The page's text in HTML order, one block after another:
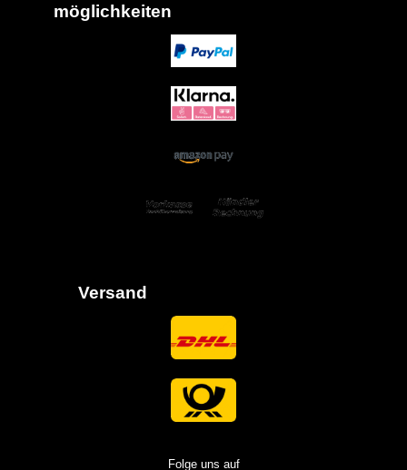
möglich keiten
Versand
Folge uns auf